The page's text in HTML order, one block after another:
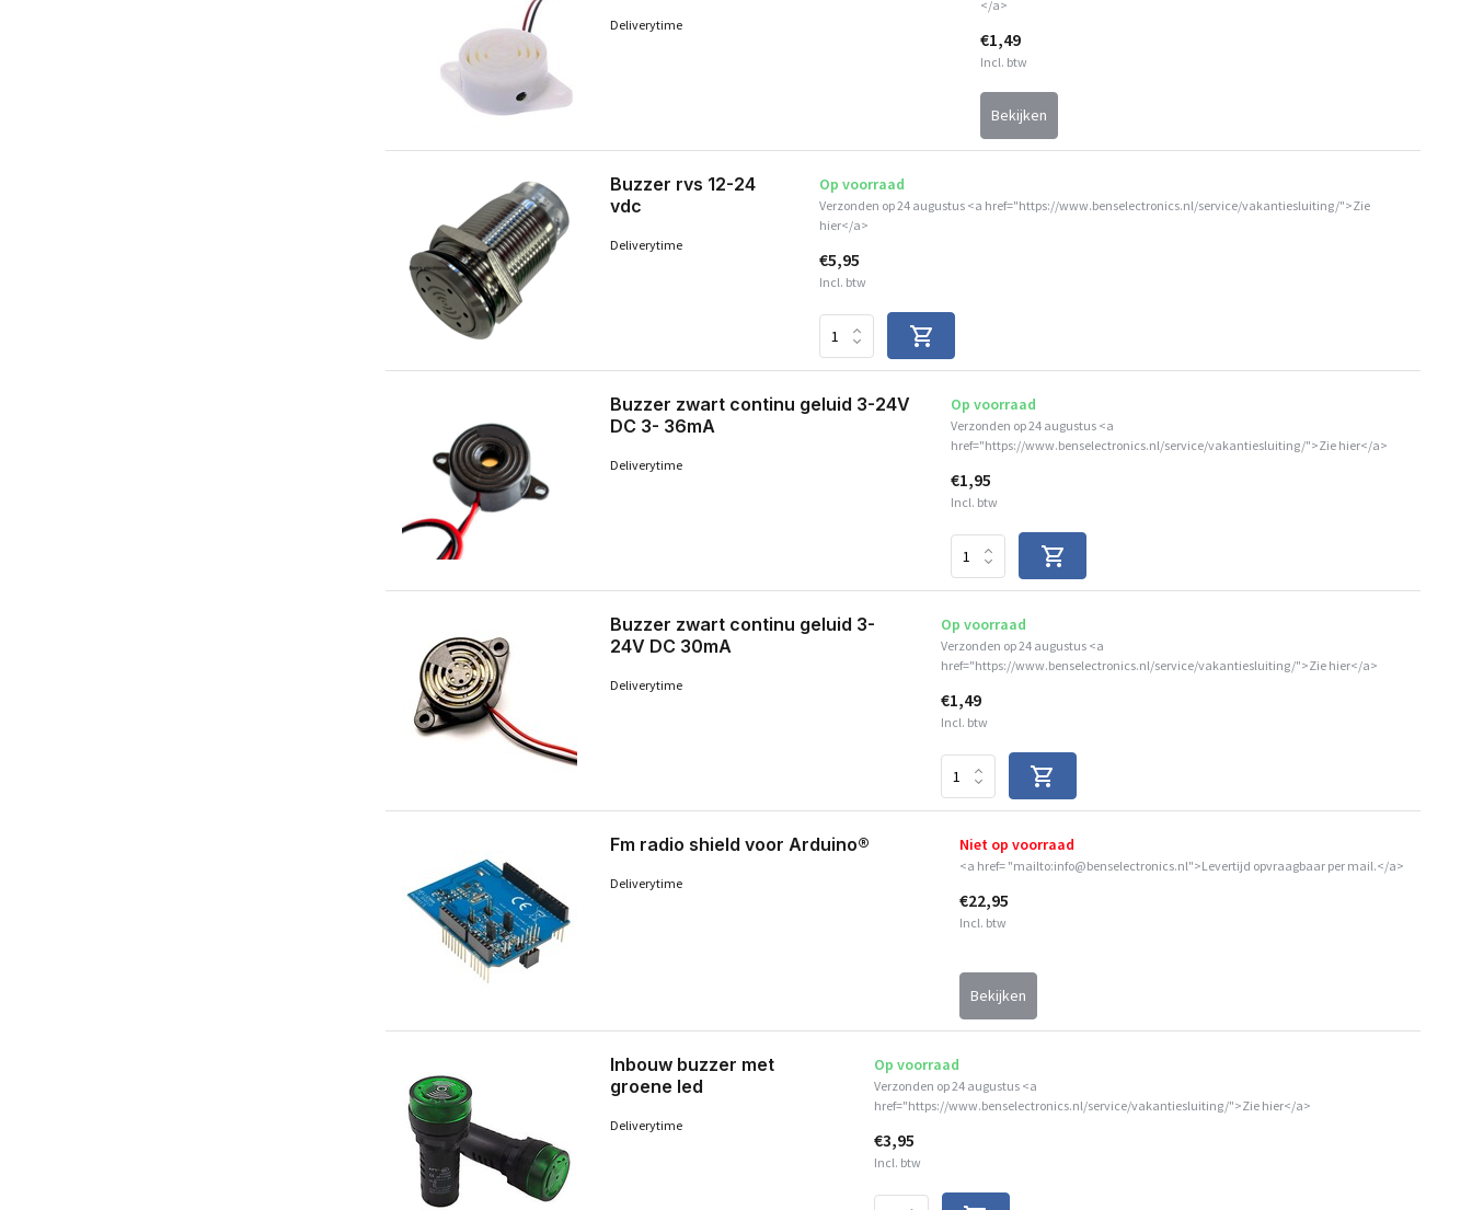
Deliverytime
</a>
€1,49
Incl. btw
Bekijken
Buzzer rvs 12-24
vdc
Deliverytime
Op voorraad
Verzonden op 24 augustus <a href="https://www.benselectronics.nl/service/vakantiesluiting/">Zie
hier</a>
€5,95
Incl. btw
Buzzer zwart continu geluid 3-24V
DC 3- 36mA
Deliverytime
Op voorraad
Verzonden op 24 augustus <a
href="https://www.benselectronics.nl/service/vakantiesluiting/">Zie hier</a>
€1,95
Incl. btw
Buzzer zwart continu geluid 3-
24V DC 30mA
Deliverytime
Op voorraad
Verzonden op 24 augustus <a
href="https://www.benselectronics.nl/service/vakantiesluiting/">Zie hier</a>
€1,49
Incl. btw
Fm radio shield voor Arduino®
Deliverytime
Niet op voorraad
<a href= "mailto:info@benselectronics.nl">Levertijd opvraagbaar per mail.</a>
€22,95
Incl. btw
Bekijken
Inbouw buzzer met
groene led
Deliverytime
Op voorraad
Verzonden op 24 augustus <a
href="https://www.benselectronics.nl/service/vakantiesluiting/">Zie hier</a>
€3,95
Incl. btw